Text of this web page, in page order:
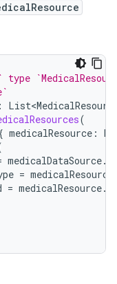
type
:
(
medicalResource :
medicalDataSource.
= medicalResource
= medicalResource.